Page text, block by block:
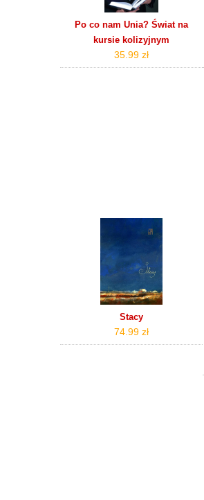
Po co nam Unia? Świat na
kursie kolizyjnym
35.99 zł
Stacy
74.99 zł